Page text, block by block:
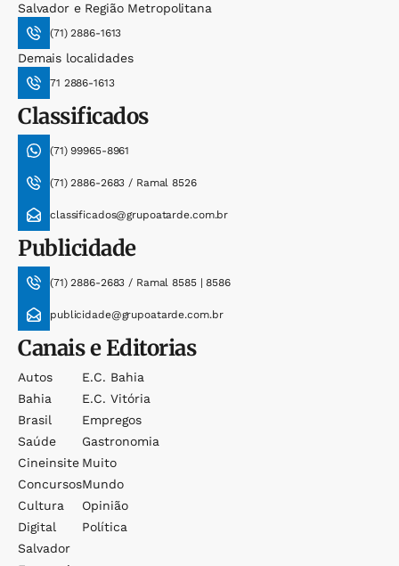
Salvador e Região Metropolitana
(71) 2886-1613
Demais localidades
71 2886-1613
Classificados
(71) 99965-8961
(71) 2886-2683 / Ramal 8526
classificados@grupoatarde.com.br
Publicidade
(71) 2886-2683 / Ramal 8585 | 8586
publicidade@grupoatarde.com.br
Canais e Editorias
Autos
Bahia
Brasil
Saúde
Cineinsite
Concursos
Cultura
Digital
Salvador
E.c. Bahia
E.c. Vitória
Empregos
Gastronomia
Muito
Mundo
Opinião
Política